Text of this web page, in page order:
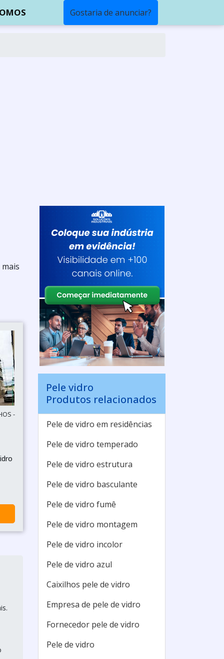
Gostaria de anunciar?
-
Pele vidro
Produtos relacionados
Pele de vidro em residências
Pele de vidro temperado
Pele de vidro estrutura
Pele de vidro basculante
Pele de vidro fumê
Pele de vidro montagem
Pele de vidro incolor
Pele de vidro azul
Caixilhos pele de vidro
Empresa de pele de vidro
Fornecedor pele de vidro
Pele de vidro